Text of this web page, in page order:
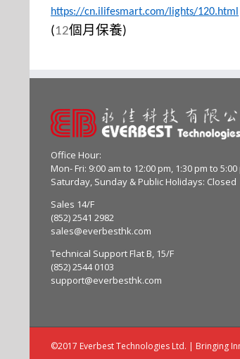
https://cn.ilifesmart.com/lights/120.html
(12個月保養)
Office Hour:
Mon- Fri: 9:00 am to 12:00 pm, 1:30 pm to 5:00
Saturday, Sunday & Public Holidays: Closed
Sales 14/F
(852) 2541 2982
sales@everbesthk.com
Technical Support Flat B, 15/F
(852) 2544 0103
support@everbesthk.com
©2017 Everbest Technologies Ltd. | Bringing